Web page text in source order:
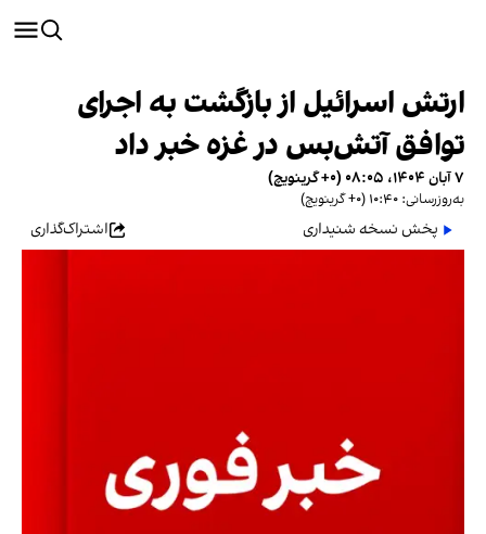
ارتش اسرائیل از بازگشت به اجرای
توافق آتش‌بس در غزه خبر داد
۷ آبان ۱۴۰۴، ۰۸:۰۵ (‎+۰ گرینویچ)
به‌روزرسانی: ۱۰:۴۰ (‎+۰ گرینویچ)
پخش نسخه شنیداری اشتراک‌گذاری